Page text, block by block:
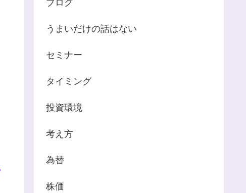
ブログ
うまいだけの話はない
セミナー
タイミング
投資環境
考え方
為替
株価